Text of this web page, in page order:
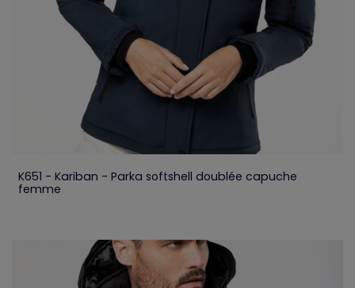
K651 - Kariban - Parka softshell doublée capuche
femme